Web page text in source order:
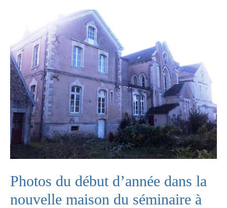
Photos du début d’année dans la
nouvelle maison du séminaire à